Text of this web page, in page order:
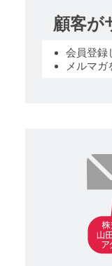
顧客が
会員登録
メルマ